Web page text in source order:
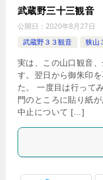
武蔵野三十三観音
公開日： 2020年8月27日
武蔵野３３観音
狭山
実は、この山口観音
す。翌日から御朱印
た。 一度目は行って
門のところに貼り紙
中止について […]